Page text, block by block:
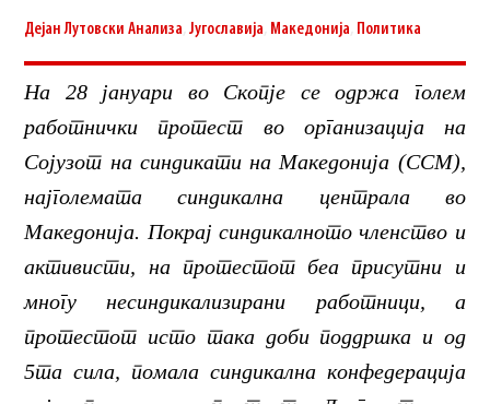
Дејан Лутовски Анализа ,Југославија Македонија Политика
На 28 јануари во Скопје се одржа голем
работнички протест во организација на
Сојузот на синдикати на Македонија (ССМ),
најголемата синдикална централа во
Македонија. Покрај синдикалното членство и
активисти, на протестот беа присутни и
многу несиндикализирани работници, а
протестот исто така доби поддршка и од
5та сила, помала синдикална конфедерација